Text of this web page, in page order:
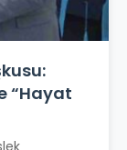
“Hayat